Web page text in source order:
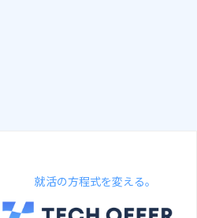
就活の方程式を変える。